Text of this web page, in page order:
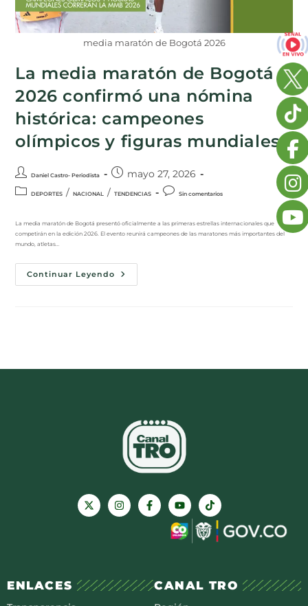
media maratón de Bogotá 2026
La media maratón de Bogotá
2026 confirmó una nómina
histórica: campeones
olímpicos y figuras mundiales
Daniel Castro- Periodista mayo 27, 2026
DEPORTES / NACIONAL / TENDENCIAS Sin comentarios
La media maratón de Bogotá presentó oficialmente a las primeras estrellas internacionales que
competirán en la edición 2026. El evento reunirá campeones de las maratones más importantes del
mundo, atletas…
Continuar Leyendo
ENLACES CANAL TRO